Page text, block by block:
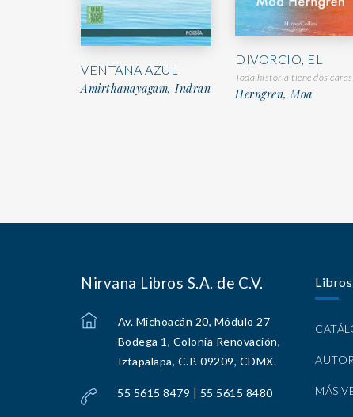
VENTANA AZUL
Amirthanayagam, Indran
DIVORCIO, EL
Toda historia tiene dos caras
Herngren, Moa
Nirvana Libros S.A. de C.V.
Av. Michoacán 20, Módulo 27
Bodega 1, Colonia Renovación,
Iztapalapa, C.P. 09209, CDMX.
55 5615 8479 | 55 5615 8480
Libros
MÁS